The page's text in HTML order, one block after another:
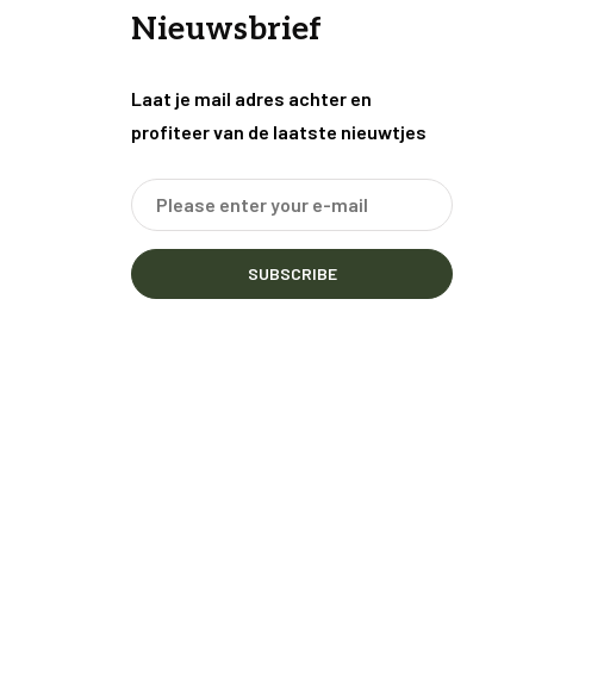
Nieuwsbrief
Laat je mail adres achter en
profiteer van de laatste nieuwtjes
SUBSCRIBE